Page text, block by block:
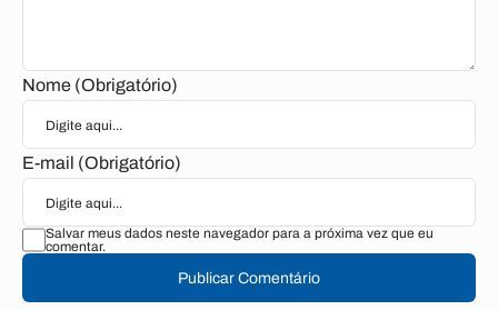
Nome (Obrigatório)
E-mail (Obrigatório)
Salvar meus dados neste navegador para a próxima vez que eu
comentar.
Publicar Comentário